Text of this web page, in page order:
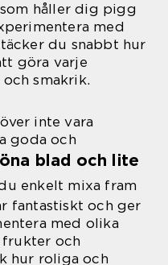
håller dig pigg
med
du snabbt hur
göra varje
smakrik.
inte vara
goda och
blad och lite
enkelt mixa fram
fantastiskt och ger
med olika
frukter och
hur roliga och